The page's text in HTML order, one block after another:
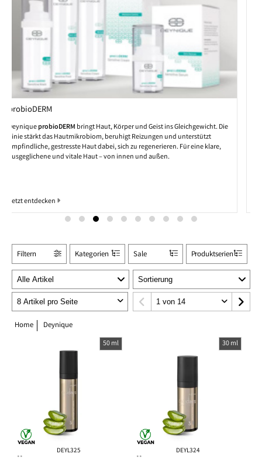
Aloe|SYSTEM
DEYNIQUE Aloe|SYSTEM kombiniert individuelle Anti-Aging-Komponenten
zu einer personalisierten Pflegeroutine. Diese Linie steht für Clean Beauty,
optimiert durch Aloe Vera und innovative Wirkstoffe, die Ihre Haut intensiv
nähren und zum Strahlen bringen.
Jetzt entdecken
Kategorien Sale Produktserien
Filtern
Home Deynique
50 ml
DEYL325
**
30 ml
DEYL324
**